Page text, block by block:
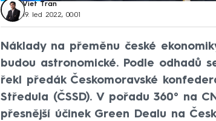
Viet Tran
19. led 2022, 00:01
Náklady na přeměnu české
budou astronomické. Podle odhadů
řekl předák Českomoravské
Středula (ČSSD). V pořadu 360° na
přesnější účinek Green Dealu na